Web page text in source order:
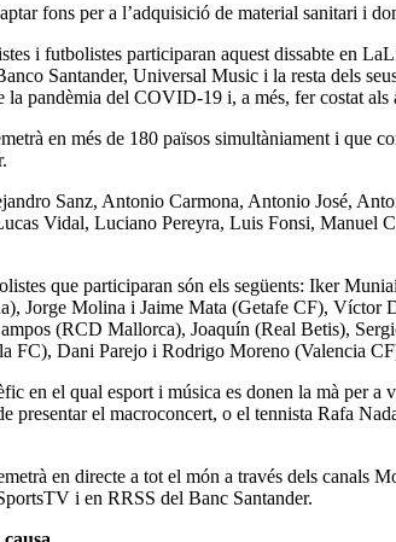
fons per a l’adquisició de material sanitari i
i futbolistes participaran aquest dissabte en
Santander, Universal Music i la resta dels
la pandèmia del COVID-19 i, a més, fer costat als
en més de 180 països simultàniament i que
Sanz, Antonio Carmona, Antonio José,
Vidal, Luciano Pereyra, Luis Fonsi, Manuel
que participaran són els següents: Iker
Jorge Molina i Jaime Mata (Getafe CF),
(RCD Mallorca), Joaquín (Real Betis),
FC), Dani Parejo i Rodrigo Moreno (Valencia
en el qual esport i música es donen la mà per
presentar el macroconcert, o el tennista Rafa
en directe a tot el món a través dels
i en RRSS del Banc Santander.